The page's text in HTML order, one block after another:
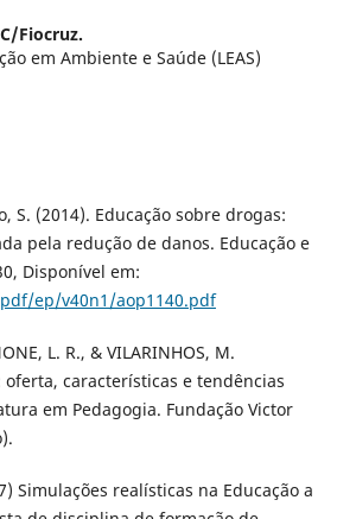
Fiocruz.
em Ambiente e Saúde (LEAS)
S. (2014). Educação sobre drogas:
pela redução de danos. Educação e
Disponí­vel em:
ep/v40n1/aop1140.pdf
L. R., & VILARINHOS, M.
oferta, caracterí­sticas e tendências
em Pedagogia. Fundação Victor
Simulações realí­sticas na Educação a